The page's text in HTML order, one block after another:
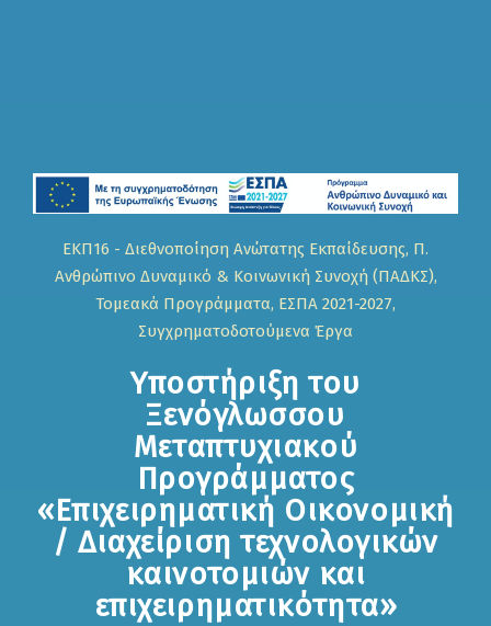
ΕΚΠ16 - Διεθνοποίηση Ανώτατης Εκπαίδευσης, Π.
Ανθρώπινο Δυναμικό & Κοινωνική Συνοχή (ΠΑΔΚΣ),
Τομεακά Προγράμματα, ΕΣΠΑ 2021-2027,
Συγχρηματοδοτούμενα Έργα
Υποστήριξη του
Ξενόγλωσσου
Μεταπτυχιακού
Προγράμματος
«Επιχειρηματική Οικονομική
/ Διαχείριση τεχνολογικών
καινοτομιών και
επιχειρηματικότητα»